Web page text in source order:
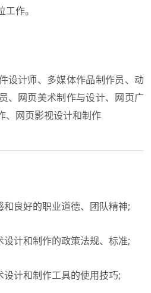
作。
计师、多媒体作品制作员、动
、网页美术制作与设计、网页广
、网页影视设计和制作
良好的职业道德、团队精神;
计和制作的政策法规、标准;
计和制作工具的使用技巧;